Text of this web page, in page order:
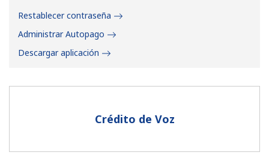
Crédito de Voz
Restablecer contraseña
Administrar Autopago
Descargar aplicación